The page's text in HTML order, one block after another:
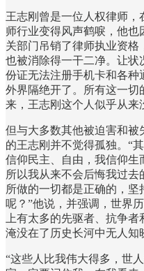
王志刚曾是一位人权律师，
师行业变得风声鹤唳，他
关部门吊销了律师执业资
也被消除得一干二净。让状
份证无法注册手机卡和各种
外界隔绝开了。所有这一
来，王志刚这个人似乎从来
但与大多数其他被迫害和被
的王志刚并不觉得孤独。“
信仰民主、自由，我信仰生
所以我从来不会后悔我过
所做的一切都是正确的，
呢？”他说，并强调，世界
上有太多的先驱者、抗争
淹没在了历史长河中无人知
“这些人比我伟大得多，世